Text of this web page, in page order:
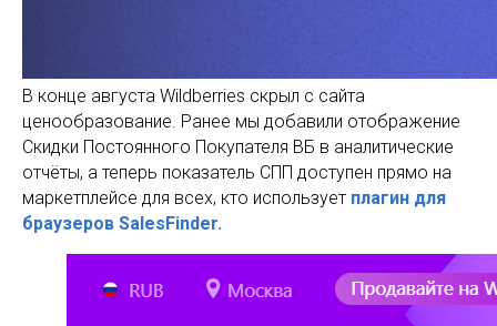
В конце августа Wildberries скрыл с сайта
ценообразование. Ранее мы добавили отображение
Скидки Постоянного Покупателя ВБ в аналитические
отчёты, а теперь показатель СПП доступен прямо на
маркетплейсе для всех, кто использует плагин для
браузеров SalesFinder.